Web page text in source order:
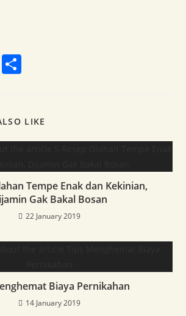
E
e
LIKE
Tempe Enak dan Kekinian,
Gak Bakal Bosan
22 January 2019
Biaya Pernikahan
14 January 2019